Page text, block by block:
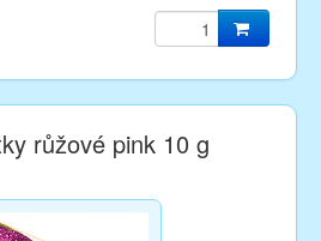
růžové pink 10 g